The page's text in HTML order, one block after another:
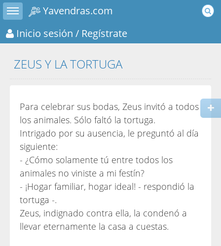
Toggle sidebar
Yavendras.com
Inicio sesión / Regístrate
ZEUS Y LA TORTUGA
Para celebrar sus bodas, Zeus invitó a todos
los animales. Sólo faltó la tortuga.
Intrigado por su ausencia, le preguntó al día
siguiente:
- ¿Cómo solamente tú entre todos los
animales no viniste a mi festín?
- ¡Hogar familiar, hogar ideal! - respondió la
tortuga -.
Zeus, indignado contra ella, la condenó a
llevar eternamente la casa a cuestas.